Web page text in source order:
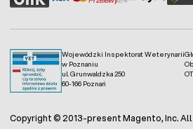
Wojewódzki Inspektorat Weterynarii
w Poznaniu
ul. Grunwaldzka 250
60-166 Poznań
Copyright © 2013-present Magento, Inc.